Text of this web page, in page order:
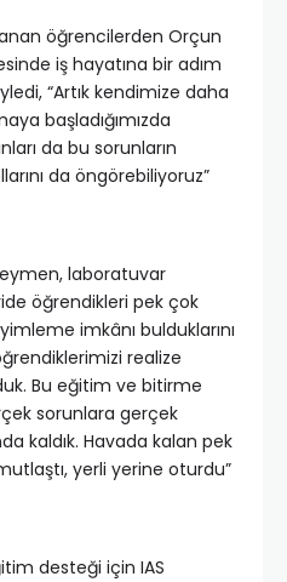
öğrencilerden Orçun
iş hayatına bir adım
“Artık kendimize daha
başladığımızda
da bu sorunların
da öngörebiliyoruz”
laboratuvar
öğrendikleri pek çok
imkânı bulduklarını
realize
Bu eğitim ve bitirme
sorunlara gerçek
kaldık. Havada kalan pek
yerli yerine oturdu”
desteği için IAS